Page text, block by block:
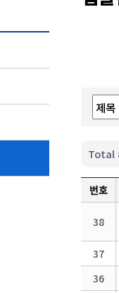
Total
번호
38
37
36